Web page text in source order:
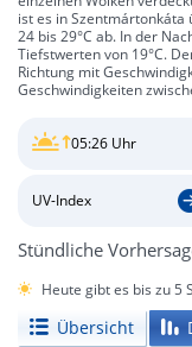
ist es in
24 bis 29°C ab. In der
Tiefstwerten von 19°C.
Richtung mit
Geschwindigkeiten
05:26 Uhr
UV-Index
Stündliche
Heute gibt es bis zu 5
Übersicht